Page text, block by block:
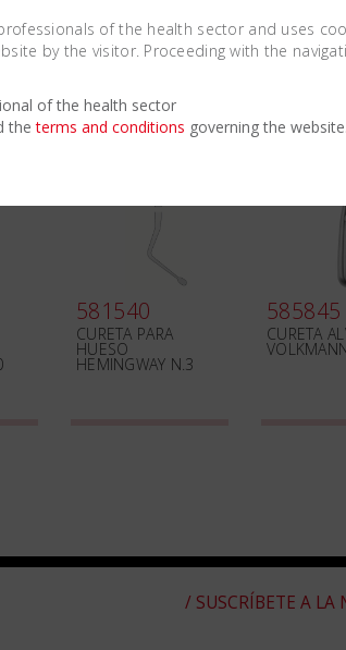
581540
CURETA PARA
HUESO
HEMINGWAY N.3
585845
CURETA
/ SUSCRÍBETE A LA
of the health sector and uses
by the visitor. Proceeding with the
of the health sector
theterms and conditions governing the website.